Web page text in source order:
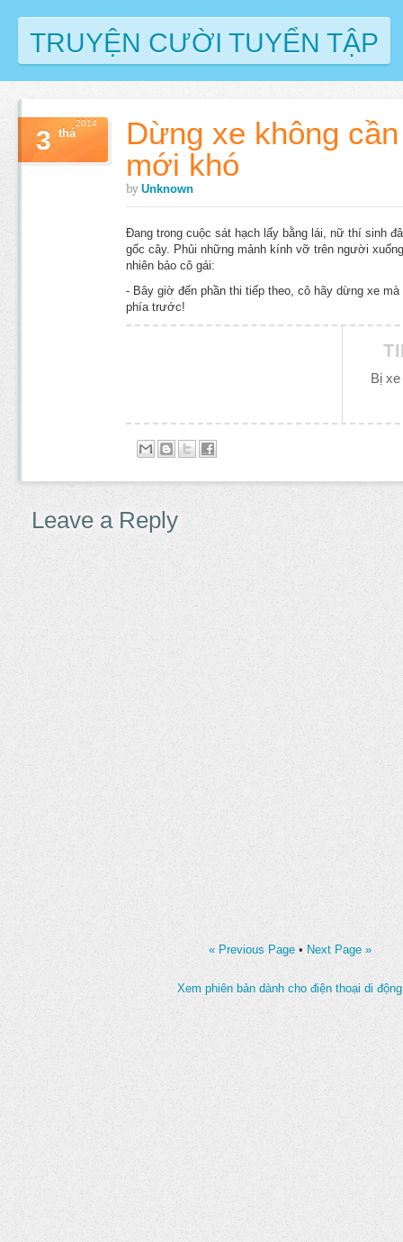
TRUYỆN CƯỜI TUYỂN TẬP
Dừng xe không
mới khó
by Unknown
3 thá
2014
Đang trong cuộc sát hạch lấy bằng lái, nữ thí sinh
gốc cây. Phủi những mảnh kính vỡ trên người
nhiên bảo cô gái:
- Bây giờ đến phần thi tiếp theo, cô hãy dừng xe
phía trước!
Bị
Leave a Reply
« Previous Page • Next Page »
Xem phiên bản dành cho điện thoại di động